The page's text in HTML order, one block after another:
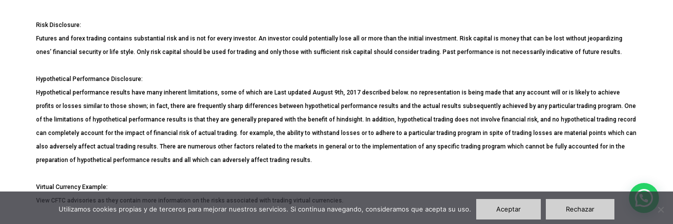
Risk Disclosure:
Futures and forex trading contains substantial risk and is not for every investor. An investor could potentially lose all or more than the initial investment. Risk capital is money that can be lost without jeopardizing
ones’ financial security or life style. Only risk capital should be used for trading and only those with sufficient risk capital should consider trading. Past performance is not necessarily indicative of future results.
Hypothetical Performance Disclosure:
Hypothetical performance results have many inherent limitations, some of which are Last updated August 9th, 2017 described below. no representation is being made that any account will or is likely to achieve
profits or losses similar to those shown; in fact, there are frequently sharp differences between hypothetical performance results and the actual results subsequently achieved by any particular trading program. One
of the limitations of hypothetical performance results is that they are generally prepared with the benefit of hindsight. In addition, hypothetical trading does not involve financial risk, and no hypothetical trading record
can completely account for the impact of financial risk of actual trading. for example, the ability to withstand losses or to adhere to a particular trading program in spite of trading losses are material points which can
also adversely affect actual trading results. There are numerous other factors related to the markets in general or to the implementation of any specific trading program which cannot be fully accounted for in the
preparation of hypothetical performance results and all which can adversely affect trading results.
Virtual Currency Example:
View CFTC advisories as they contain more information on the risks associated with trading virtual currencies.
Utilizamos cookies propias y de terceros para mejorar nuestros servicios. Si continua navegando, consideramos que acepta su uso. Aceptar Rechazar